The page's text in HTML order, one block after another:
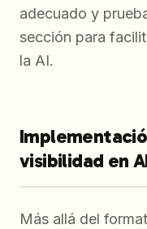
adecuado y
sección para
la AI.
visibilidad en
Más allá del